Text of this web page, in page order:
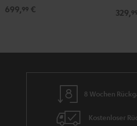
Surround"
Surround"
699,99 € 329,99
8 Wochen
Kostenloser